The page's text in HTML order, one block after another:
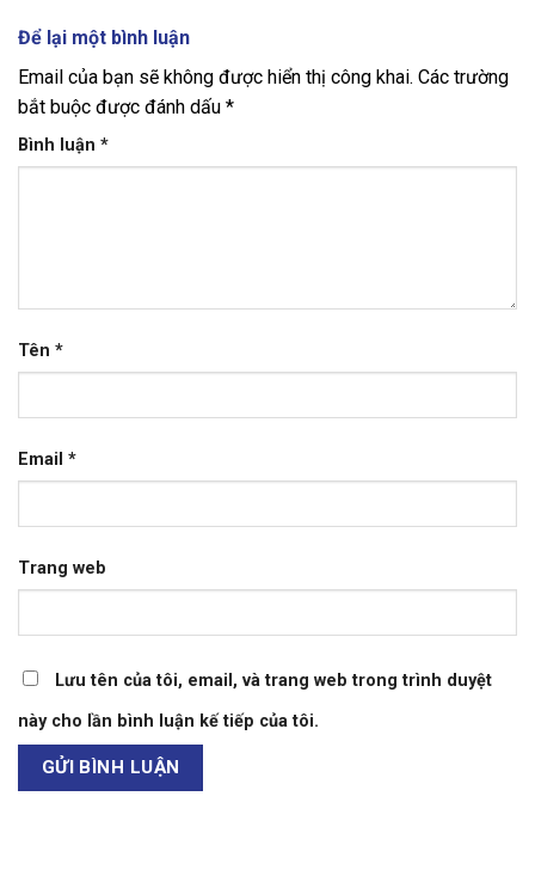
Để lại một bình luận
Email của bạn sẽ không được hiển thị công khai. Các trường
bắt buộc được đánh dấu *
Bình luận *
Tên *
Email *
Trang web
Lưu tên của tôi, email, và trang web trong trình duyệt
này cho lần bình luận kế tiếp của tôi.